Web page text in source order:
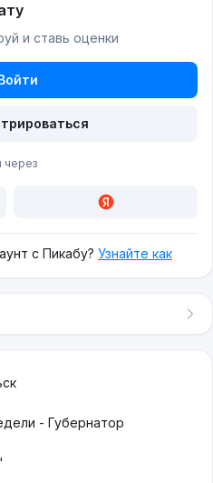
и ставь оценки
через
с Пикабу? Узнайте как
- Губернатор